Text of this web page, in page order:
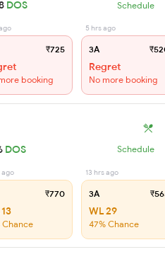
DOS Schedule
₹725
booking
5 hrs ago
3A
Regret
No more booking
DOS Schedule
ago
₹770
Chance
13 hrs ago
3A
WL 29
47% Chance